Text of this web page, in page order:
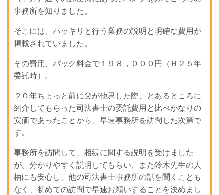
事務所を知りました。
そこには、ハッキリと行う業務の説明と明確な費用が
掲載されていました。
その費用、パック料金で１９８，０００円（Ｈ２５年
委託時）。
２０年ちょっと前に父が他界した際、とあるところに
紹介してもらった司法書士の委託費用と比べかなりの
安価であったことから、早速事務所を訪問した次第で
す。
事務所を訪問して、相続に関する説明を受けました
が、分かりやすく説明してもらい、また鈴木先生の人
柄にも安心し、他の司法書士事務所の話を聞くことも
なく、初めての訪問で早速お願いすることを決めまし